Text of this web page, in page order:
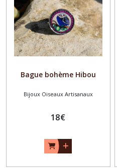
Bague bohème Hibou
Bijoux Oiseaux Artisanaux
18€